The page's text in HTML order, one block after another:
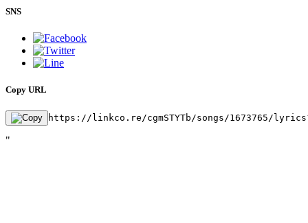
SNS
Copy URL
https://linkco.re/cgmSTYTb/songs/1673765/
"